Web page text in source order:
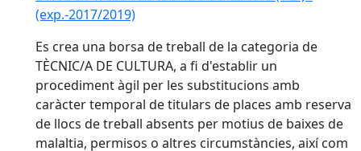
(exp.-2017/2019)
Es crea una borsa de treball de la categoria de
TÈCNIC/A DE CULTURA, a fi d'establir un
procediment àgil per les substitucions amb
caràcter temporal de titulars de places amb reserva
de llocs de treball absents per motius de baixes de
malaltia, permisos o altres circumstàncies, així com